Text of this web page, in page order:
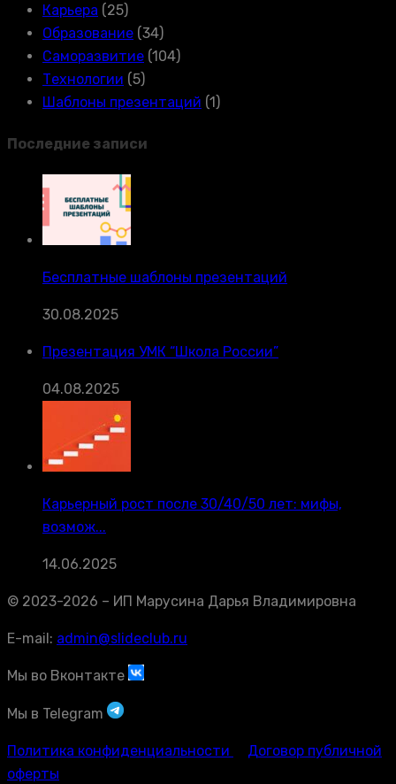
Карьера (25)
Образование (34)
Саморазвитие (104)
Технологии (5)
Шаблоны презентаций (1)
Последние записи
Бесплатные шаблоны презентаций
30.08.2025
Презентация УМК “Школа России”
04.08.2025
Карьерный рост после 30/40/50 лет: мифы,
возмож...
14.06.2025
© 2023-2026 – ИП Марусина Дарья Владимировна
E-mail: admin@slideclub.ru
Мы во Вконтакте
Мы в Telegram
Политика конфиденциальности
Договор публичной
оферты